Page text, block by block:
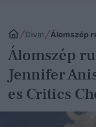
Divat Álomszép
Álomszép
Jennifer
es Critics